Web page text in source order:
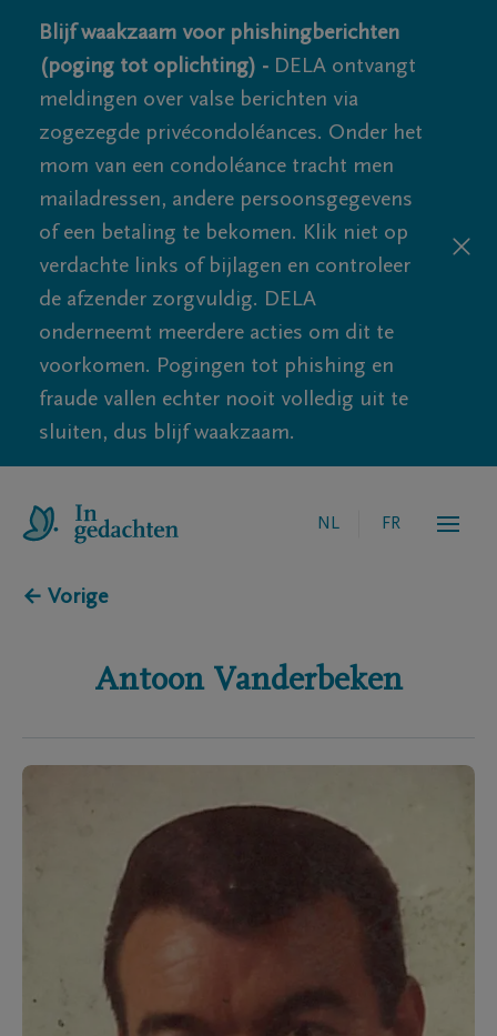
Blijf waakzaam voor phishingberichten
(poging tot oplichting) - DELA ontvangt
meldingen over valse berichten via
zogezegde privécondoléances. Onder het
mom van een condoléance tracht men
mailadressen, andere persoonsgegevens
of een betaling te bekomen. Klik niet op
verdachte links of bijlagen en controleer
de afzender zorgvuldig. DELA
onderneemt meerdere acties om dit te
voorkomen. Pogingen tot phishing en
fraude vallen echter nooit volledig uit te
sluiten, dus blijf waakzaam.
NL FR
← Vorige
Antoon Vanderbeken